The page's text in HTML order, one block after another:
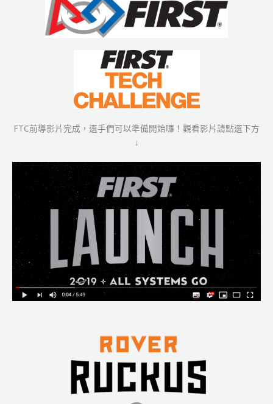
事
FTC前導影片完成，選手們可以準備開始囉！觀看影片請點選下方
↓